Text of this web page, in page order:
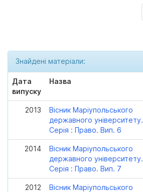
Знайдені матеріали:
Дата
випуску
Назва
2013
Вісник Маріупольського
державного університету.
Серія : Право. Вип. 6
2014
Вісник Маріупольського
державного університету.
Серія : Право. Вип. 7
2012
Вісник Маріупольського